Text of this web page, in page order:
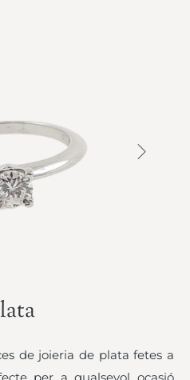
de joieria de plata fetes a